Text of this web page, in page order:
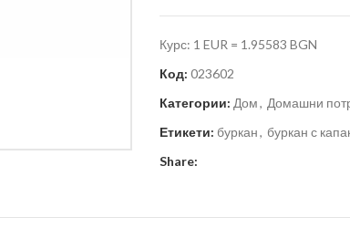
Курс: 1 EUR = 1.95583 BGN
Код: 023602
Категории: Дом, Домашни
Етикети: буркан, буркан с
Share: